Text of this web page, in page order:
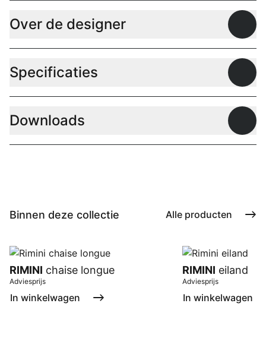
Over de designer
Specificaties
Downloads
Binnen deze collectie Alle producten
RIMINI chaise longue
Adviesprijs
In winkelwagen
RIMINI eiland
Adviesprijs
In winkelwagen